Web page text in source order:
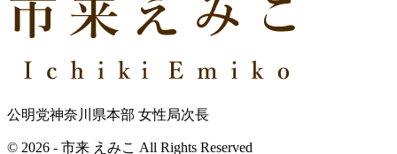
公明党神奈川県本部 女性局次長
© 2026 - 市来 えみこ All Rights Reserved